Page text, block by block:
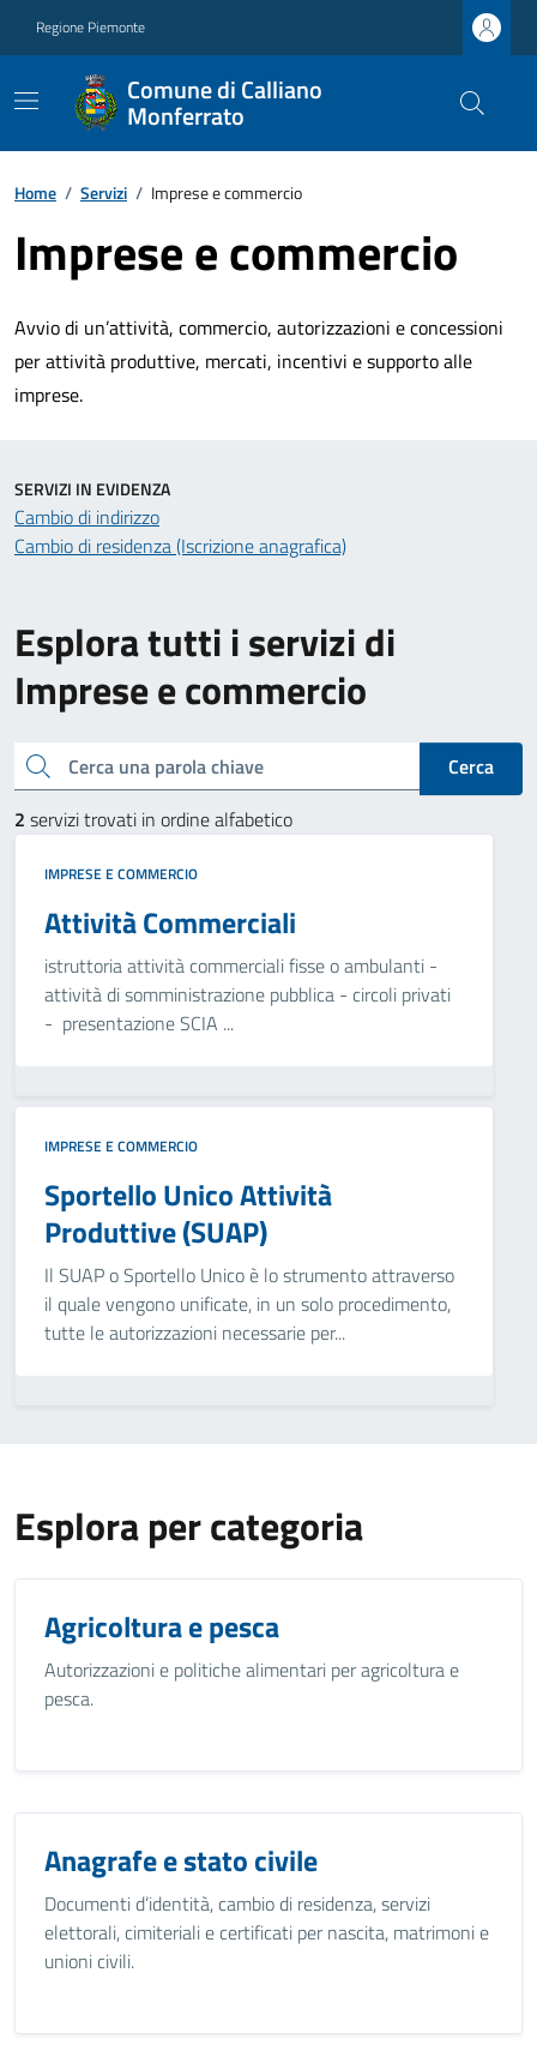
Regione Piemonte
Comune di Calliano
Monferrato
Home / Servizi / Imprese e commercio
Imprese e commercio
Avvio di un’attività, commercio, autorizzazioni e concessioni
per attività produttive, mercati, incentivi e supporto alle
imprese.
Esplora tutti i servizi di
Imprese e commercio
Cerca una parola chiave
Cerca
2 servizi trovati in ordine alfabetico
IMPRESE E COMMERCIO
Attività Commerciali
istruttoria attività commerciali fisse o ambulanti -
attività di somministrazione pubblica - circoli privati
- presentazione SCIA ...
IMPRESE E COMMERCIO
Sportello Unico Attività
Produttive (SUAP)
Il SUAP o Sportello Unico è lo strumento attraverso
il quale vengono unificate, in un solo procedimento,
tutte le autorizzazioni necessarie per...
SERVIZI IN EVIDENZA
Cambio di indirizzo
Cambio di residenza (Iscrizione anagrafica)
Esplora per categoria
Agricoltura e pesca
Autorizzazioni e politiche alimentari per agricoltura e
pesca.
Anagrafe e stato civile
Documenti d’identità, cambio di residenza, servizi
elettorali, cimiteriali e certificati per nascita, matrimoni e
unioni civili.